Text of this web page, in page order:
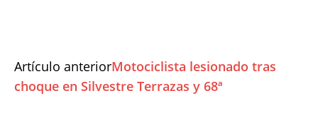
Artículo anteriorMotociclista lesionado tras
choque en Silvestre Terrazas y 68ª